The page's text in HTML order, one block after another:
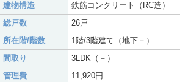
建物構造
鉄筋コンクリート（RC造）
総戸数
26戸
所在階/階数
1階/3階建て（地下－）
間取り
3LDK（－）
管理費
11,920円